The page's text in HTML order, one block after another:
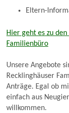
Eltern-
Hier geht es zu
Familienbüro
Unsere Angebote
Recklinghäuser
Anträge. Egal ob
einfach aus
willkommen.